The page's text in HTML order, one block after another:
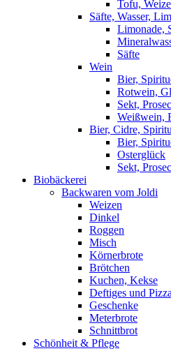
Tofu,
Säfte, Wasser,
Limonade,
Säfte
Wein
Bier,
Rotwein,
Sekt,
Weißwein,
Bier, Cidre,
Bier,
Osterglück
Sekt,
Biobäckerei
Backwaren vom Joldi
Weizen
Dinkel
Roggen
Misch
Körnerbrote
Brötchen
Kuchen, Kekse
Deftiges und Pizza
Geschenke
Meterbrote
Schnittbrot
Schönheit & Pflege